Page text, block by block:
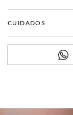
CUIDADOS